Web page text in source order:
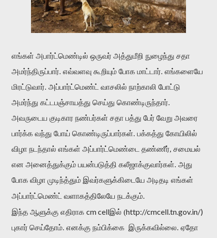
எங்கள் அபார்ட்மெண்டில் ஒருவர் அத்துமீறி நுழைந்து சதா
அமர்ந்திருப்பார். எவ்வளவு கூறியும் போக மாட்டார். எங்களையே
மிரட்டுவார். அப்பார்ட்மெண்ட் வாசலில் நாற்காலி போட்டு
அமர்ந்து கட்டபஞ்சாயத்து செய்து கொண்டிருந்தார்.
அவருடைய குடிகார நண்பர்கள் சதா பத்து பேர் வேறு அவரை
பார்க்க வந்து போய் கொண்டிருப்பார்கள். பக்கத்து கோயிலில்
விழா நடந்தால் எங்கள் அப்பார்ட்மெண்டை தண்ணீர், சமையல்
என அனைத்துக்கும் பயன்படுத்தி கலீஜாக்குவார்கள். அது
போக விழா முடிந்த்தும் இவர்களுக்கிடையே அடிதடி எங்கள்
அப்பார்ட்மெண்ட் வளாகத்திலேயே நடக்கும்.
இந்த ஆளுக்கு எதிராக cm cellஇல் (http://cmcell.tn.gov.in/)
புகார் செய்தோம். எனக்கு நம்பிக்கை இருக்கவில்லை. ஏதோ